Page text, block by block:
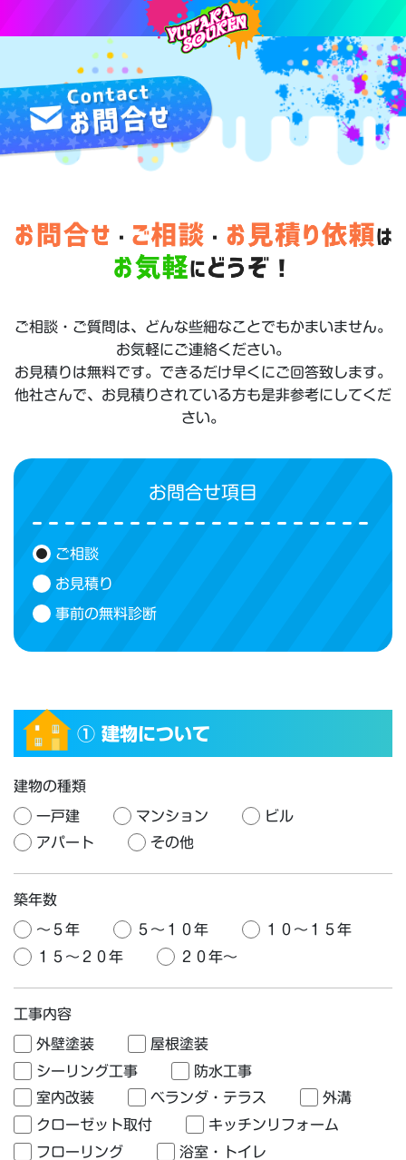
ご相談・ご質問は、どんな些細なことでもかまいません。
お気軽にご連絡ください。
お見積りは無料です。できるだけ早くにご回答致します。
他社さんで、お見積りされている方も是非参考にしてくだ
さい。
お問合せ項目
ご相談
お見積り
事前の無料診断
① 建物について
建物の種類
一戸建 マンション
ビル
アパート
その他
築年数
〜５年 ５〜１０年
１０〜１５年
１５〜２０年
２０年〜
工事内容
外壁塗装
屋根塗装
シーリング工事
防水工事
室内改装
ベランダ・テラス
外溝
クローゼット取付
キッチンリフォーム
フローリング
浴室・トイレ